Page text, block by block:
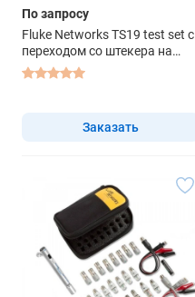
По запросу
Fluke Networks TS19 test set с
переходом со штекера на
зажим типа "крокодил"
Заказать